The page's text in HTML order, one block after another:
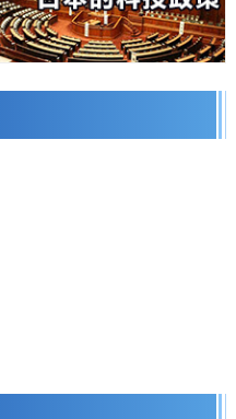
细胞包裹保护受损神经细胞的机
疗法
久性的材料设计开辟道路
成分可抑制老化与炎症，有望
疗法，利用超小型GAD67启动
激素波动叠加所致
工作至300℃的介电材料，已验
作
与中美德仍有较大差距